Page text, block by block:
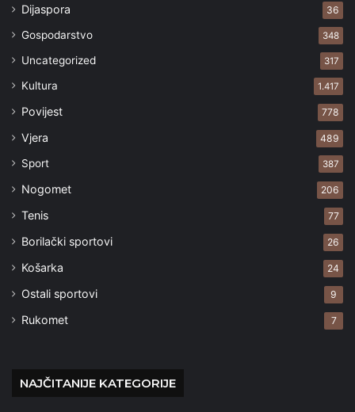
Dijaspora 36
Gospodarstvo 348
Uncategorized 317
Kultura 1.417
Povijest 778
Vjera 489
Sport 387
Nogomet 206
Tenis 77
Borilački sportovi 26
Košarka 24
Ostali sportovi 9
Rukomet 7
NAJČITANIJE KATEGORIJE